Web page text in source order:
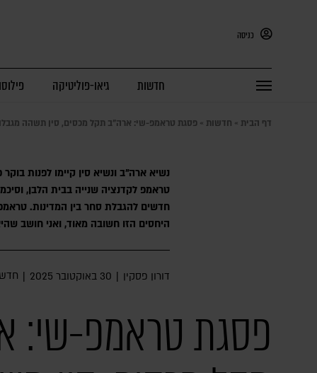
כניסה
חדשות גיאו-פוליטיקה
דף הבית » חדשות » פסגת טראמפ-שי: ארה"ב תקל מכסים, סין תשהה
נשיא ארה"ב ונשיא סין קיימו לפנות
טראמפ לקדנציה שנייה בבית הלבן,
חדשים להגבלת סחר בין המדינות.
היחסים הזו חשובה מאוד, ואני חושב
דורון פסקין | 30 באוקטובר 2025 |
פסגת טראמפ-שי: